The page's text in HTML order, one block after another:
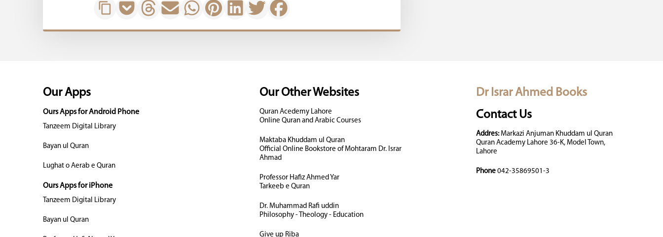
Dr Israr Ahmed Books
Contact Us
Addres:Markazi Anjuman Khuddam ul Quran
Quran Academy Lahore 36-K, Model Town,
Lahore
Phone 042-35869501-3
Our Other Websites
Quran Acedemy Lahore
Online Quran and Arabic Courses
Maktaba Khuddam ul Quran
Official Online Bookstore of Mohtaram Dr. Israr
Ahmad
Professor Hafiz Ahmed Yar
Tarkeeb e Quran
Dr. Muhammad Rafi uddin
Philosophy - Theology - Education
Give up Riba
Our Apps
Ours Apps for Android Phone
Tanzeem Digital Library
Bayan ul Quran
Lughat o Aerab e Quran
Ours Apps for iPhone
Tanzeem Digital Library
Bayan ul Quran